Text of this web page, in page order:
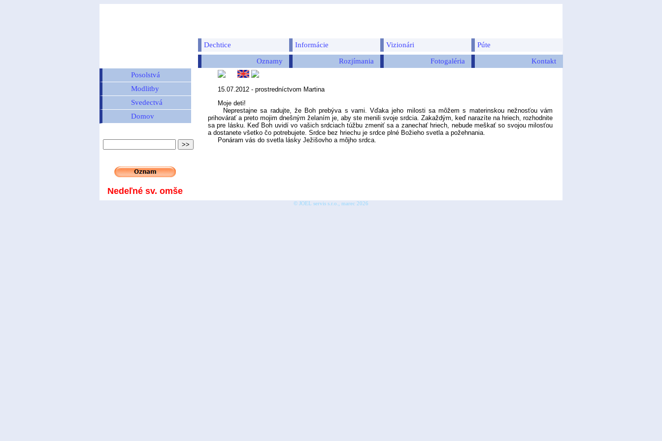
Dechtice Informácie Vizionári Púte
Oznamy Rozjímania Fotogaléria
Kontakt
Posolstvá
Modlitby
Svedectvá
Domov
Nedeľné sv. omše
15.07.2012 - prostredníctvom Martina
Moje deti!
Neprestajne sa radujte, že Boh prebýva s vami. Vďaka jeho milosti sa môžem s materinskou nežnosťou vám
prihovárať a preto mojim dnešným želaním je, aby ste menili svoje srdcia. Zakaždým, keď narazíte na hriech, rozhodnite
sa pre lásku. Keď Boh uvidí vo vašich srdciach túžbu zmeniť sa a zanechať hriech, nebude meškať so svojou milosťou
a dostanete všetko čo potrebujete. Srdce bez hriechu je srdce plné Božieho svetla a požehnania.
Ponáram vás do svetla lásky Ježišovho a môjho srdca.
© JOEL servis s.r.o., marec 2026